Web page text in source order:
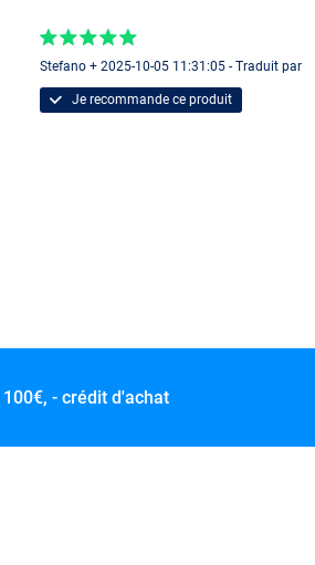
Stefano + 2025-10-05 11:31:05 - Traduit par
Je recommande ce produit
100€, - crédit d'achat